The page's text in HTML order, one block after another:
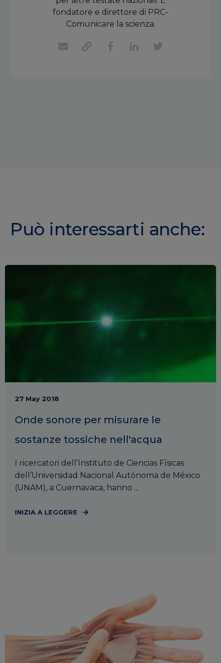
fondatore e direttore di PRC-
Comunicare la scienza.
Può interessarti anche:
27 May 2018
Onde sonore per misurare le
sostanze tossiche nell'acqua
I ricercatori dell’Instituto de Ciencias Físicas
dell’Universidad Nacional Autónoma de México
(UNAM), a Cuernavaca, hanno ...
INIZIA A LEGGERE